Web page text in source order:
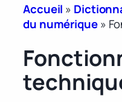
Accueil »
du numérique»